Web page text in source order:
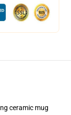
ceramic mug